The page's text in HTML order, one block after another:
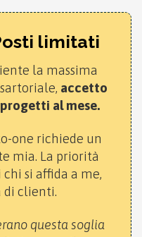
limitati
la massima
accetto
al mese.
one richiede un
mia. La priorità
si affida a me,
di clienti.
questa soglia